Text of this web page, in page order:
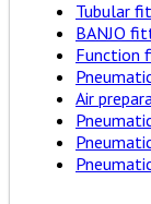
Tubular
BANJO
Function
Air